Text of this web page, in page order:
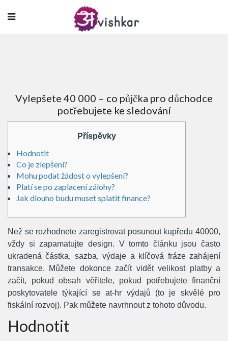
Vylepšete 40 000 – co půjčka pro důchodce
potřebujete ke sledování
Příspěvky
Hodnotit
Co je zlepšení?
Mohu podat žádost o vylepšení?
Platí se po zaplacení zálohy?
Jak dlouho budu muset splatit finance?
Než se rozhodnete zaregistrovat posunout kupředu 40000,
vždy si zapamatujte design. V tomto článku jsou často
ukradená částka, sazba, výdaje a klíčová fráze zahájení
transakce. Můžete dokonce začít vidět velikost platby a
začít, pokud obsah věřitele, pokud potřebujete finanční
poskytovatele týkající se at-hr výdajů (to je skvělé pro
fiskální rozvoj). Pak můžete navrhnout z tohoto důvodu.
Hodnotit